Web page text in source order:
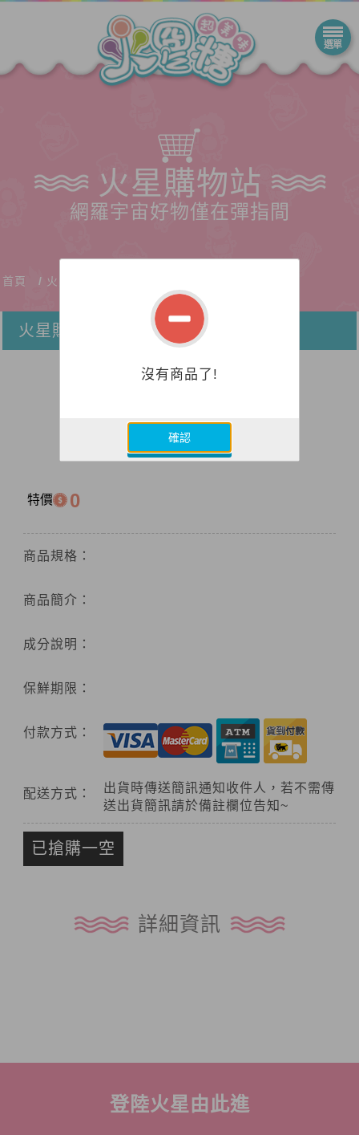
火星購物站
網羅宇宙好物僅在彈指間
首頁 火星購物站
火星購物站
特價 0
商品規格：
商品簡介：
成分說明：
保鮮期限：
付款方式：
配送方式：
出貨時傳送簡訊通知收件人，若不需傳
送出貨簡訊請於備註欄位告知~
已搶購一空
詳細資訊
登陸火星由此進
沒有商品了!
確認